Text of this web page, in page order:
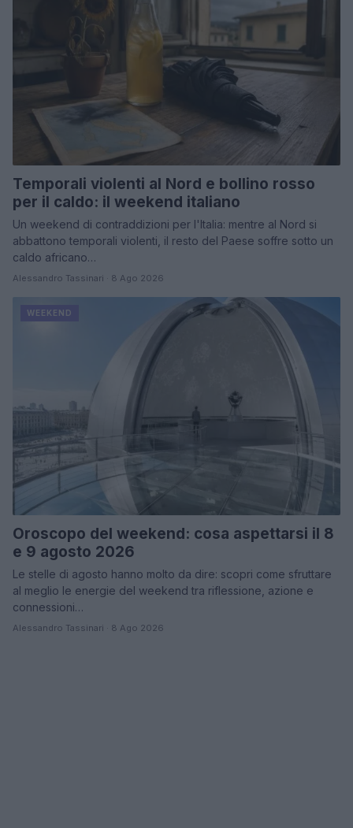
Temporali violenti al Nord e bollino rosso
per il caldo: il weekend italiano
Un weekend di contraddizioni per l'Italia: mentre al Nord si
abbattono temporali violenti, il resto del Paese soffre sotto un
caldo africano…
Alessandro Tassinari · 8 Ago 2026
WEEKEND
Oroscopo del weekend: cosa aspettarsi il 8
e 9 agosto 2026
Le stelle di agosto hanno molto da dire: scopri come sfruttare
al meglio le energie del weekend tra riflessione, azione e
connessioni…
Alessandro Tassinari · 8 Ago 2026